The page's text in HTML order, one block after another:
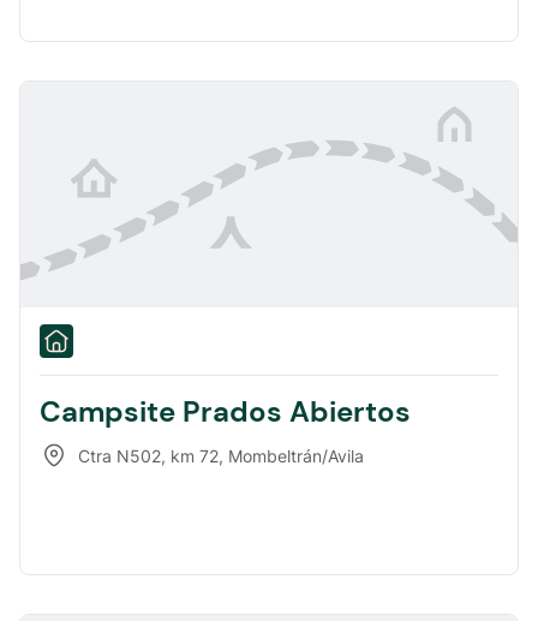
Campsite Prados Abiertos
Ctra N502, km 72, Mombeltrán/Avila